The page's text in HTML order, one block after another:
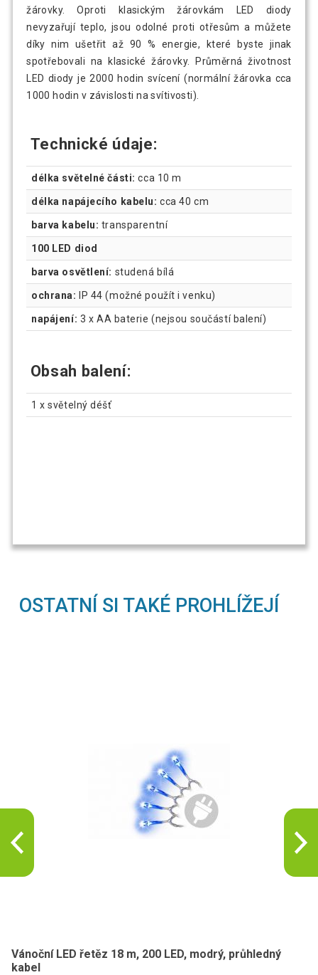
žárovky. Oproti klasickým žárovkám LED diody
nevyzařují teplo, jsou odolné proti otřesům a můžete
díky nim ušetřit až 90 % energie, které byste jinak
spotřebovali na klasické žárovky. Průměrná životnost
LED diody je 2000 hodin svícení (normální žárovka cca
1000 hodin v závislosti na svítivosti).
Technické údaje:
délka světelné části: cca 10 m
délka napájecího kabelu: cca 40 cm
barva kabelu: transparentní
100 LED diod
barva osvětlení: studená bílá
ochrana: IP 44 (možné použít i venku)
napájení: 3 x AA baterie (nejsou součástí balení)
Obsah balení:
1 x světelný déšť
OSTATNÍ SI TAKÉ PROHLÍŽEJÍ
Vánoční LED řetěz 18 m, 200 LED, modrý, průhledný
kabel